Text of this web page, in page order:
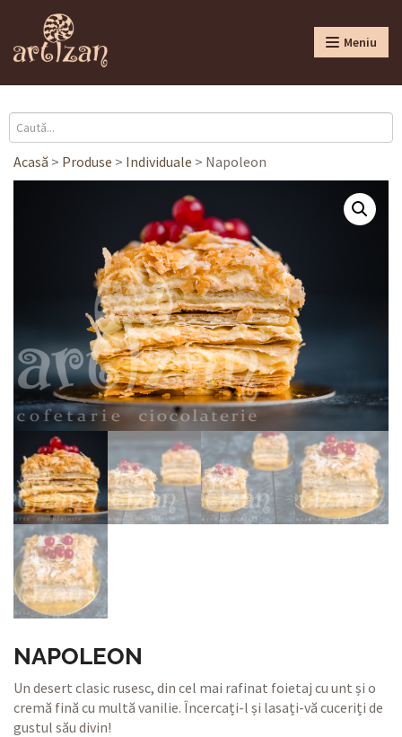
Meniu
Acasă > Produse > Individuale > Napoleon
NAPOLEON
Un desert clasic rusesc, din cel mai rafinat foietaj cu unt și o
cremă fină cu multă vanilie. Încercați-l și lasați-vă cuceriți de
gustul său divin!